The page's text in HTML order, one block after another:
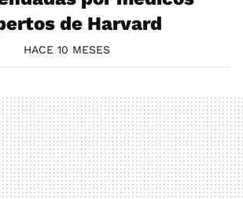
de Harvard
HACE 10 MESES